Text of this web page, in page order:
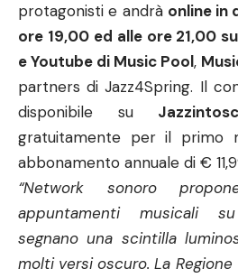
protagonisti e andrà online in
ore 19,00 ed alle ore 21,00
e Youtube di Music Pool,
partners di Jazz4Spring. Il
disponibile su
gratuitamente per il primo
abbonamento annuale di €
“Network sonoro
appuntamenti musicali
segnano una scintilla
molti versi oscuro. La